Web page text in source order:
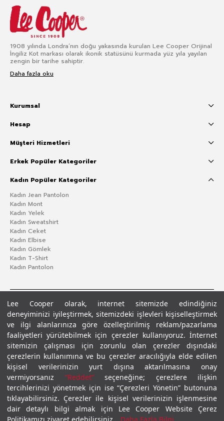
Lee Cooper olarak, internet sitemizde edindiğiniz
deneyiminizi iyileştirmek, sitemizdeki işlevleri kişiselleştirmek
ve ilgi alanlarınıza göre özelleştirilmiş reklam/pazarlama
faaliyetleri yürütebilmek için çerezler kullanıyoruz. İnternet
sitemizin çalışması için zorunlu olan çerezler dışındaki
çerezlerin kullanımına ve bu çerezler aracılığıyla elde edilen
kişisel verilerinizin yurt dışına aktarılmasına onay
vermiyorsanız “Reddet”seçeneğine; çerezlere ilişkin
tercihlerinizi yönetmek için ise “Çerezleri Yönetin” butonuna
tıklayabilirsiniz. Çerezler ile kişisel verilerinizin işlenmesine
dair detaylı bilgi almak için Lee Cooper Website Çerez
1908 yılında Londra’nın doğu yakasında kurulan Lee Cooper Orijinal
İngiliz Kot markası olarak ikonik statüsünü kurmada yüz yıla yayılan
zengin bir tarihe sahiptir.
Daha fazla oku
Kurumsal
Hesap
Müşteri Hizmetleri
Erkek Popüler Kategoriler
Kadın Popüler Kategoriler
Kadın Jean Pantolon
Kadın Mont
Kadın Yelek
Kadın Sweatshirt
Kadın Ceket
Kadın Elbise
Kadın Gömlek
Kadın T-Shirt
Kadın Pantolon
Gizlilik PolitikasıÇerez Politikası KVKK Aydınlatma MetniŞartlar ve Koşullar
© 2026 Leecooper - Tüm Hakları Saklıdır.